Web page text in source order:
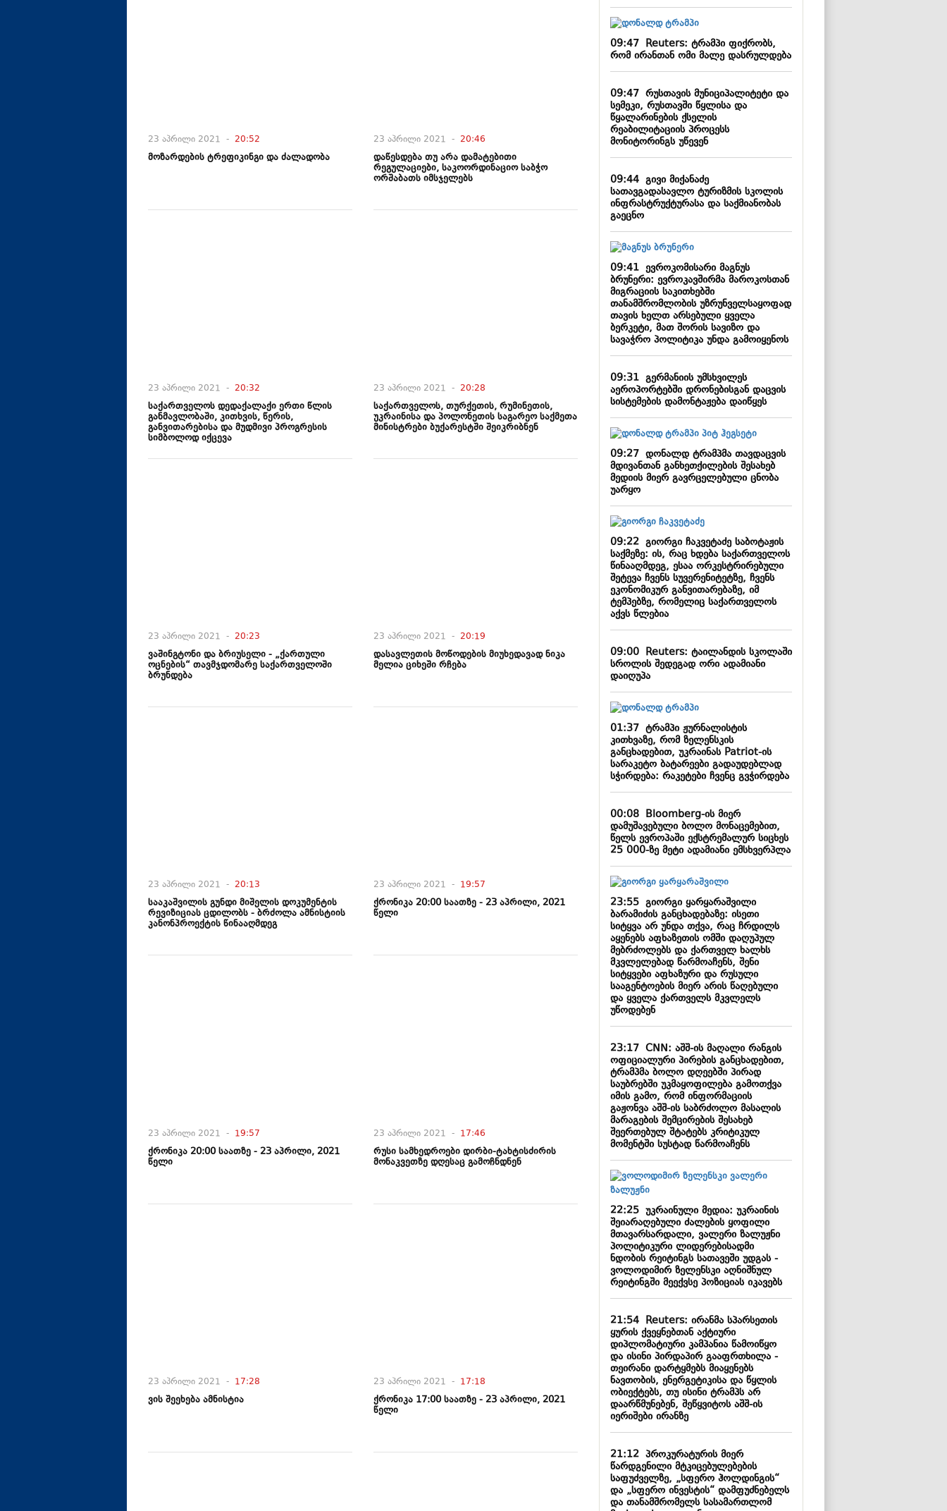
23 აპრილი 2021 - 20:52
მოზარდების ტრეფიკინგი და ძალადობა
23 აპრილი 2021 - 20:46
დაწესდება თუ არა დამატებითი
რეგულაციები, საკოორდინაციო საბჭო
ორშაბათს იმსჯელებს
23 აპრილი 2021 - 20:32
საქართველოს დედაქალაქი ერთი წლის
განმავლობაში, კითხვის, წერის,
განვითარებისა და მუდმივი პროგრესის
სიმბოლოდ იქცევა
23 აპრილი 2021 - 20:28
საქართველოს, თურქეთის, რუმინეთის,
უკრაინისა და პოლონეთის საგარეო საქმეთა
მინისტრები ბუქარესტში შეიკრიბნენ
23 აპრილი 2021 - 20:23
ვაშინგტონი და ბრიუსელი - „ქართული
ოცნების“ თავმჯდომარე საქართველოში
ბრუნდება
23 აპრილი 2021 - 20:19
დასავლეთის მოწოდების მიუხედავად ნიკა
მელია ციხეში რჩება
23 აპრილი 2021 - 20:13
სააკაშვილის გუნდი მიშელის დოკუმენტის
რევიზიციას ცდილობს - ბრძოლა ამნისტიის
კანონპროექტის წინააღმდეგ
23 აპრილი 2021 - 19:57
ქრონიკა 20:00 საათზე - 23 აპრილი, 2021
წელი
23 აპრილი 2021 - 19:57
ქრონიკა 20:00 საათზე - 23 აპრილი, 2021
წელი
23 აპრილი 2021 - 17:46
რუსი სამხედროები დირბი-ტახტისძირის
მონაკვეთზე დღესაც გამოჩნდნენ
23 აპრილი 2021 - 17:28
ვის შეეხება ამნისტია
23 აპრილი 2021 - 17:18
ქრონიკა 17:00 საათზე - 23 აპრილი, 2021
წელი
09:47Reuters: ტრამპი ფიქრობს,
რომ ირანთან ომი მალე დასრულდება
09:47რუსთავის მუნიციპალიტეტი და
სემეკი, რუსთავში წყლისა და
წყალარინების ქსელის
რეაბილიტაციის პროცესს
მონიტორინგს უწევენ
09:44გივი მიქანაძე
სათავგადასავლო ტურიზმის სკოლის
ინფრასტრუქტურასა და საქმიანობას
გაეცნო
09:41ევროკომისარი მაგნუს
ბრუნერი: ევროკავშირმა მაროკოსთან
მიგრაციის საკითხებში
თანამშრომლობის უზრუნველსაყოფად
თავის ხელთ არსებული ყველა
ბერკეტი, მათ შორის სავიზო და
სავაჭრო პოლიტიკა უნდა გამოიყენოს
09:31გერმანიის უმსხვილეს
აეროპორტებში დრონებისგან დაცვის
სისტემების დამონტაჟება დაიწყეს
09:27დონალდ ტრამპმა თავდაცვის
მდივანთან განხეთქილების შესახებ
მედიის მიერ გავრცელებული ცნობა
უარყო
09:22გიორგი ჩაკვეტაძე საბოტაჟის
საქმეზე: ის, რაც ხდება საქართველოს
წინააღმდეგ, ესაა ორკესტრირებული
შეტევა ჩვენს სუვერენიტეტზე, ჩვენს
ეკონომიკურ განვითარებაზე, იმ
ტემპებზე, რომელიც საქართველოს
აქვს წლებია
09:00Reuters: ტაილანდის სკოლაში
სროლის შედეგად ორი ადამიანი
დაიღუპა
01:37ტრამპი ჟურნალისტის
კითხვაზე, რომ ზელენსკის
განცხადებით, უკრაინას Patriot-ის
სარაკეტო ბატარეები გადაუდებლად
სჭირდება: რაკეტები ჩვენც გვჭირდება
00:08Bloomberg-ის მიერ
დამუშავებული ბოლო მონაცემებით,
წელს ევროპაში ექსტრემალურ სიცხეს
25 000-ზე მეტი ადამიანი ემსხვერპლა
23:55გიორგი ყარყარაშვილი
ბარამიძის განცხადებაზე: ისეთი
სიტყვა არ უნდა თქვა, რაც ჩრდილს
აყენებს აფხაზეთის ომში დაღუპულ
მებრძოლებს და ქართველ ხალხს
მკვლელებად წარმოაჩენს, შენი
სიტყვები აფხაზური და რუსული
სააგენტოების მიერ არის წაღებული
და ყველა ქართველს მკვლელს
უწოდებენ
23:17CNN: აშშ-ის მაღალი რანგის
ოფიციალური პირების განცხადებით,
ტრამპმა ბოლო დღეებში პირად
საუბრებში უკმაყოფილება გამოთქვა
იმის გამო, რომ ინფორმაციის
გაჟონვა აშშ-ის საბრძოლო მასალის
მარაგების შემცირების შესახებ
შეერთებულ შტატებს კრიტიკულ
მომენტში სუსტად წარმოაჩენს
22:25უკრაინული მედია: უკრაინის
შეიარაღებული ძალების ყოფილი
მთავარსარდალი, ვალერი ზალუჟნი
პოლიტიკური ლიდერებისადმი
ნდობის რეიტინგს სათავეში უდგას -
ვოლოდიმირ ზელენსკი აღნიშნულ
რეიტინგში მეექვსე პოზიციას იკავებს
21:54Reuters: ირანმა სპარსეთის
ყურის ქვეყნებთან აქტიური
დიპლომატიური კამპანია წამოიწყო
და ისინი პირდაპირ გააფრთხილა -
თეირანი დარტყმებს მიაყენებს
ნავთობის, ენერგეტიკისა და წყლის
ობიექტებს, თუ ისინი ტრამპს არ
დაარწმუნებენ, შეწყვიტოს აშშ-ის
იერიშები ირანზე
21:12პროკურატურის მიერ
წარდგენილი მტკიცებულებების
საფუძველზე, „სფერო ჰოლდინგის“
და „სფერო ინვესტის“ დამფუძნებელს
და თანამშრომელს სასამართლომ